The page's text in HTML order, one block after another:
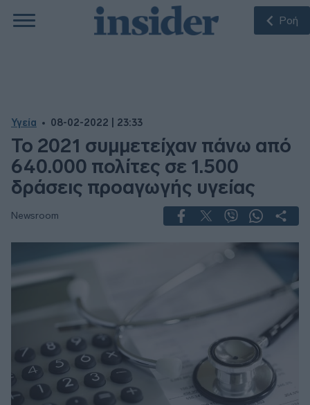
Ροή
Υγεία 08-02-2022 | 23:33
Το 2021 συμμετείχαν πάνω από
640.000 πολίτες σε 1.500
δράσεις προαγωγής υγείας
Newsroom